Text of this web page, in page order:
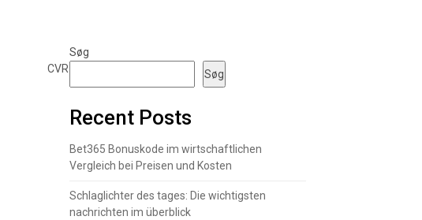
Søg
Søg
Recent Posts
Bet365 Bonuskode im wirtschaftlichen
Vergleich bei Preisen und Kosten
Schlaglichter des tages: Die wichtigsten
nachrichten im überblick
CVR